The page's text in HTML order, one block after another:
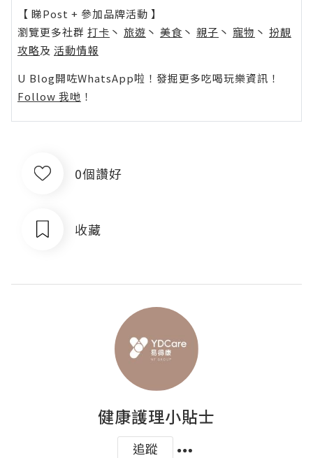
【 睇Post + 參加品牌活動 】
瀏覽更多社群 打卡 丶 旅遊 丶 美食 丶 親子 丶 寵物 丶 扮靚
攻略及 活動情報
U Blog開咗WhatsApp啦！發掘更多吃喝玩樂資訊！
Follow 我哋 ！
0個讚好
收藏
健康護理小貼士
追蹤